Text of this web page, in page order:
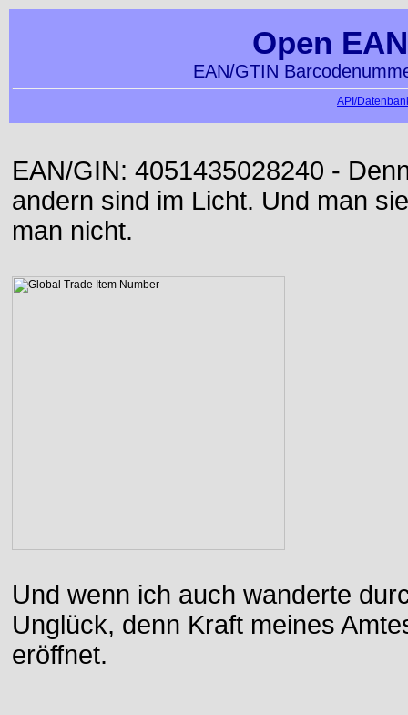
Open
EAN/GTIN
API/
EAN/GIN: 4051435028240 -
andern sind im Licht. Und man
man nicht.
Und wenn ich auch wanderte
Unglück, denn Kraft meines
eröffnet.